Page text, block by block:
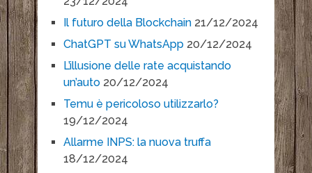
Il futuro della Blockchain 21/12/2024
ChatGPT su WhatsApp 20/12/2024
L’illusione delle rate acquistando
un’auto 20/12/2024
Temu è pericoloso utilizzarlo?
19/12/2024
Allarme INPS: la nuova truffa
18/12/2024